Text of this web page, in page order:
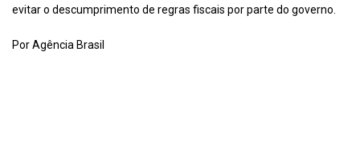
evitar o descumprimento de regras fiscais por parte do governo.
Por Agência Brasil